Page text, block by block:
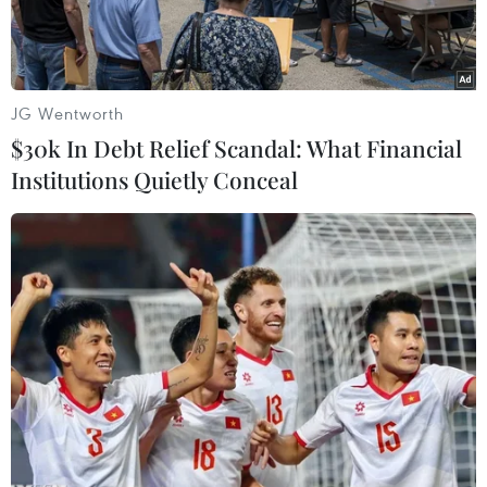
toàn cầu.
Giám đốc phụ trách khu vực châu Á-Thái Bình Dương của IMF,
ông Changyong Rhee. (Nguồn: AFP)
Quỹ Tiền tệ quốc tế (IMF) ngày 12/4 nhận định
triển vọng tăng trưởng của các nền kinh tế khu
JG Wentworth
$30k In Debt Relief Scandal: What Financial
Institutions Quietly Conceal